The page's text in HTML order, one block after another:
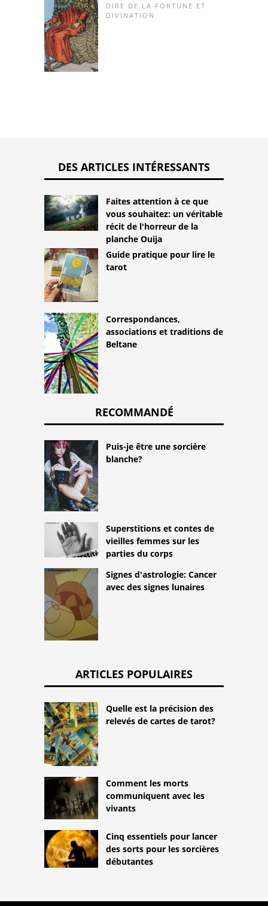
DIRE DE LA FORTUNE ET
DIVINATION
DES ARTICLES INTÉRESSANTS
Faites attention à ce que
vous souhaitez: un véritable
récit de l'horreur de la
planche Ouija
Guide pratique pour lire le
tarot
Correspondances,
associations et traditions de
Beltane
RECOMMANDÉ
Puis-je être une sorcière
blanche?
Superstitions et contes de
vieilles femmes sur les
parties du corps
Signes d'astrologie: Cancer
avec des signes lunaires
ARTICLES POPULAIRES
Quelle est la précision des
relevés de cartes de tarot?
Comment les morts
communiquent avec les
vivants
Cinq essentiels pour lancer
des sorts pour les sorcières
débutantes